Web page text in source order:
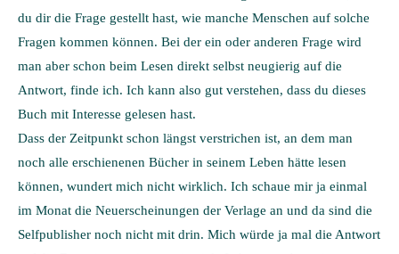
du dir die Frage gestellt hast, wie manche Menschen auf solche
Fragen kommen können. Bei der ein oder anderen Frage wird
man aber schon beim Lesen direkt selbst neugierig auf die
Antwort, finde ich. Ich kann also gut verstehen, dass du dieses
Buch mit Interesse gelesen hast.
Dass der Zeitpunkt schon längst verstrichen ist, an dem man
noch alle erschienenen Bücher in seinem Leben hätte lesen
können, wundert mich nicht wirklich. Ich schaue mir ja einmal
im Monat die Neuerscheinungen der Verlage an und da sind die
Selfpublisher noch nicht mit drin. Mich würde ja mal die Antwort